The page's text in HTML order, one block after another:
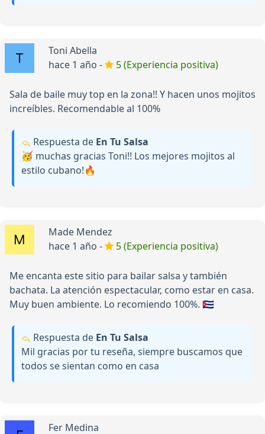
Toni Abella
hace 1 año -
5 (Experiencia positiva)
Sala de baile muy top en la zona!! Y hacen unos mojitos
increíbles. Recomendable al 100%
Respuesta de En Tu Salsa
🥳 muchas gracias Toni!! Los mejores mojitos al
estilo cubano!🔥
Made Mendez
hace 1 año -
5 (Experiencia positiva)
Me encanta este sitio para bailar salsa y también
bachata. La atención espectacular, como estar en casa.
Muy buen ambiente. Lo recomiendo 100%. 🇨🇺
Respuesta de En Tu Salsa
Mil gracias por tu reseña, siempre buscamos que
todos se sientan como en casa
Fer Medina